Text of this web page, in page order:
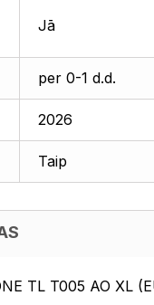
Jā
per 0-1 d.d.
2026
Taip
TL T005 AO XL